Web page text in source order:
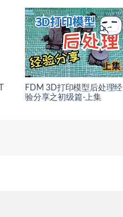
FDM 3D打印模型后处理经
验分享之初级篇-上集